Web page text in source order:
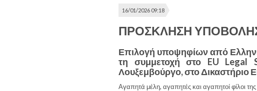
16/01/2026 09:18
ΠΡΟΣΚΛΗΣΗ
Επιλογή υποψηφίων από
τη συμμετοχή στο EU Legal
Λουξεμβούργο, στο
Αγαπητά μέλη, αγαπητές και αγαπητοί φίλοι